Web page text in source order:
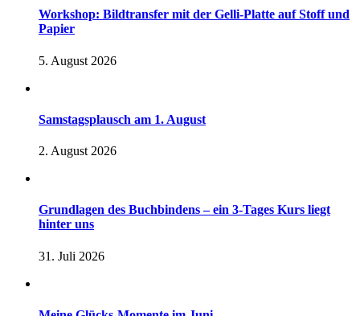
Workshop: Bildtransfer mit der Gelli-Platte auf Stoff und
Papier
5. August 2026
Samstagsplausch am 1. August
2. August 2026
Grundlagen des Buchbindens – ein 3-Tages Kurs liegt
hinter uns
31. Juli 2026